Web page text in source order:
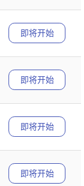
即将开始
即将开始
即将开始
即将开始